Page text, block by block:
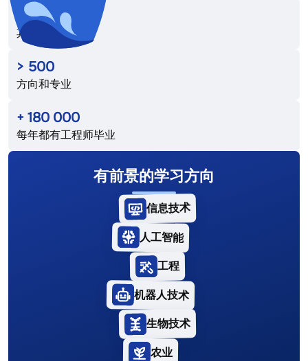
>422 000
其中为外国公民
> 500
方向和专业
+ 180 000
每年都有工程师毕业
有前景的学习方向
信息技术
人工智能
工程
机器人技术
生物技术
农业